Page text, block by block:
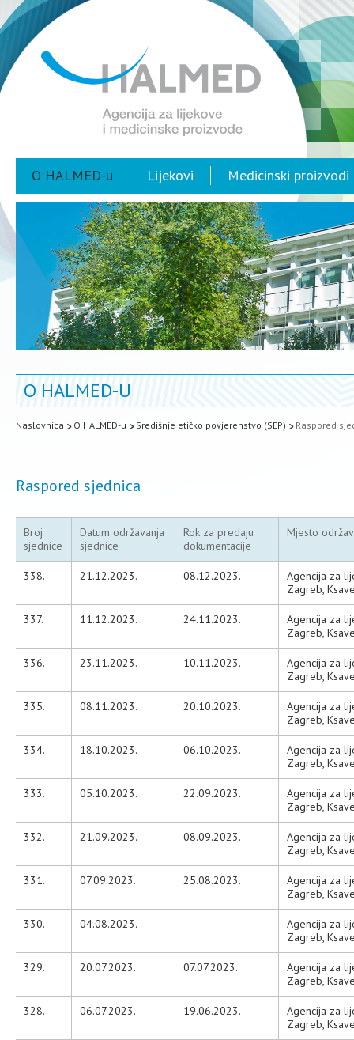
O HALMED-u Lijekovi Medicinski proizvodi
O HALMED-U
Naslovnica O HALMED-u Središnje etičko povjerenstvo (SEP) Raspored
Raspored sjednica
Broj
sjednice
Datum održavanja
sjednice
Rok za predaju
dokumentacije
Mjesto
338. 21.12.2023. 08.12.2023.
Agencija za
Zagreb,
337. 11.12.2023. 24.11.2023.
Agencija za
Zagreb,
336. 23.11.2023. 10.11.2023.
Agencija za
Zagreb,
335. 08.11.2023. 20.10.2023.
Agencija za
Zagreb,
334. 18.10.2023. 06.10.2023.
Agencija za
Zagreb,
333. 05.10.2023. 22.09.2023.
Agencija za
Zagreb,
332. 21.09.2023. 08.09.2023.
Agencija za
Zagreb,
331. 07.09.2023. 25.08.2023.
Agencija za
Zagreb,
330. 04.08.2023. -
Agencija za
Zagreb,
329. 20.07.2023. 07.07.2023.
Agencija za
Zagreb,
328. 06.07.2023. 19.06.2023.
Agencija za
Zagreb,